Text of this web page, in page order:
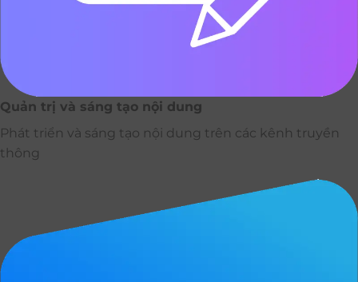
Quản trị và sáng tạo nội dung
Phát triển và sáng tạo nội dung trên các kênh truyền
thông